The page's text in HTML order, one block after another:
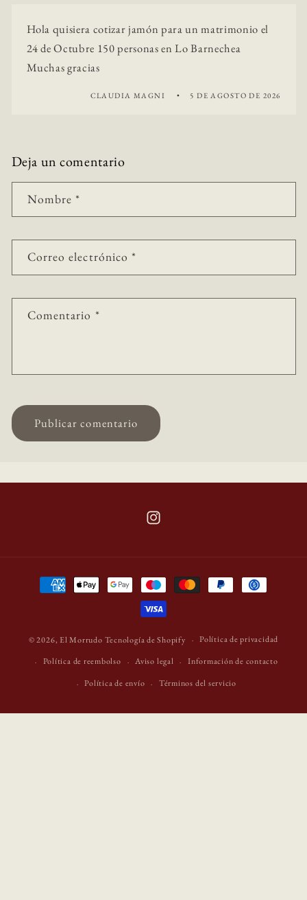
Hola quisiera cotizar jamón para un matrimonio el
24 de Octubre 150 personas en Lo Barnechea
Muchas gracias
CLAUDIA MAGNI 5 DE AGOSTO DE 2026
Deja un comentario
Nombre *
Correo electrónico *
Comentario *
Instagram
Formas
© 2026, El Morrudo Tecnología de Shopify Política de privacidad
Política de reembolso Aviso legal Información de contacto
Política de envío Términos del servicio